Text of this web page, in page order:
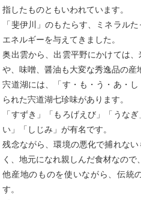
指したものともいわれています。
「斐伊川」のもたらす、ミネラル
エネルギーを与えてきました。
奥出雲から、出雲平野にかけては
や、味噌、醤油も大変な秀逸品の産
宍道湖には、「す・も・う・あ・
られた宍道湖七珍味があります。
「すずき」「もろげえび」「うな
い」「しじみ」が有名です。
残念ながら、環境の悪化で捕れな
く、地元になれ親しんだ食材なので、
他産地のものを使いながら、伝統
す。